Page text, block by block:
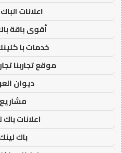
اعلانات
أقوى باقة
خدمات با كلينك
موقع تجاربنا
ديوان
مشاريع
اعلانات
باك